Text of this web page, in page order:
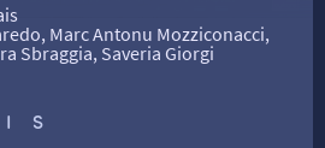
CINÉMA & LES FILMS
Marc Antonu Mozziconacci,
Sbraggia, Saveria Giorgi